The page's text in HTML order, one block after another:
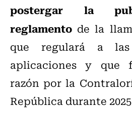
postergar la
reglamento de la
que regulará a las
aplicaciones y que
razón por la
República durante